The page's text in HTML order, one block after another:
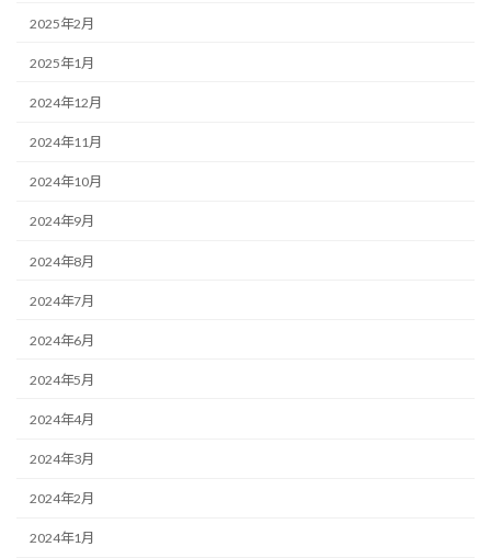
2025年2月
2025年1月
2024年12月
2024年11月
2024年10月
2024年9月
2024年8月
2024年7月
2024年6月
2024年5月
2024年4月
2024年3月
2024年2月
2024年1月